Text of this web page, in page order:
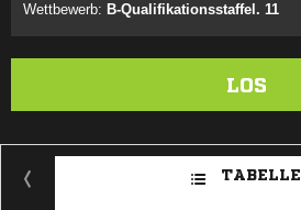
Wettbewerb: B-Qualifikationsstaffel. 11
LOS
TABELLE